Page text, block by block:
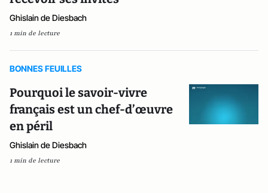
Ghislain de Diesbach
1 min de lecture
BONNES FEUILLES
Pourquoi le savoir-vivre
français est un chef-d’œuvre
en péril
Ghislain de Diesbach
1 min de lecture